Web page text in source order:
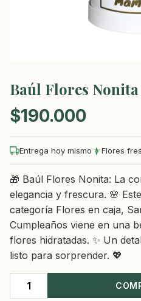
Baúl Flores Nonita
$190.000
Entrega hoy mismo Flores
🎁 Baúl Flores Nonita: La
elegancia y frescura. 🌸
categoría Flores en caja,
Cumpleaños viene en una
flores hidratadas. ✨ Un
listo para sorprender. 💖
Baúl